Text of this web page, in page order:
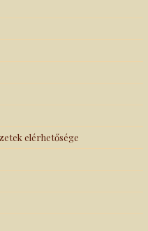
elérhetősége